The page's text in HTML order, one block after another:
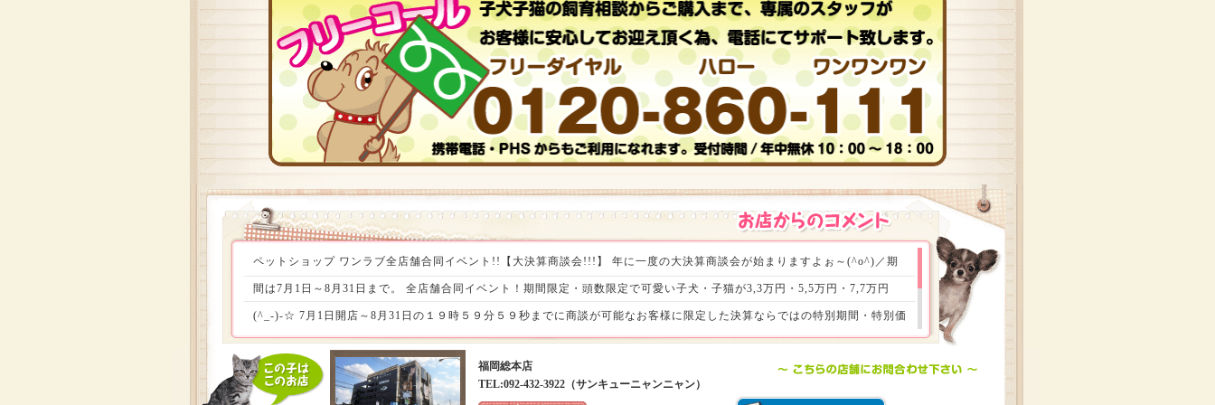
ペットショップ ワンラブ全店舗合同イベント!!【大決算商談会!!!】 年に一度の大決算商談会が始まりますよぉ～(^o^)／期
間は7月1日～8月31日まで。 全店舗合同イベント！期間限定・頭数限定で可愛い子犬・子猫が3,3万円・5,5万円・7,7万円
(^_-)-☆ 7月1日開店～8月31日の１９時５９分５９秒までに商談が可能なお客様に限定した決算ならではの特別期間・特別価
格(〃^∇^)o_彡 さらに特売商品や小動物コーナー・アクアコーナーでもお得がいっぱい!! さっそく家族会議をして頂き、財
務大臣の奥様に決議して頂きまして、ぜひぜひ全国のワンラブへご来店ください(⌒▽⌒)ゞ １年間で最もお得ができる瞬
間!!この機会、お見逃しなく(^o^)／
福岡総本店
TEL:092-432-3922（サンキューニャンニャン）